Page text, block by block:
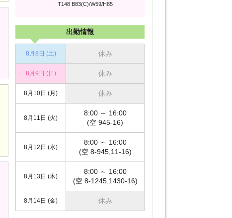
T148 B83(C)/W59/H85
出勤情報
8月8日 (土) 休み
8月9日 (日) 休み
8月10日 (月) 休み
8月11日 (火)
8:00 ～ 16:00
(空 945-16)
8月12日 (水)
8:00 ～ 16:00
(空 8-945,11-16)
8月13日 (木)
8:00 ～ 16:00
(空 8-1245,1430-16)
8月14日 (金) 休み